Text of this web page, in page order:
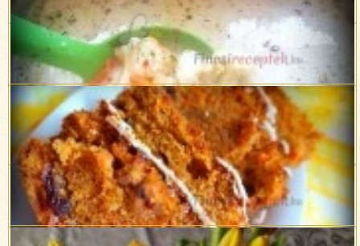
Almaleves
Tejfölös karfiolleves